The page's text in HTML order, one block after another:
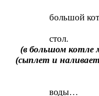
А ну,
большой
стол.
(в большом котле
(сыплет и
воды…